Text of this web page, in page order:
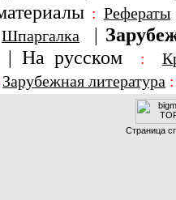
: Рефераты
Шпаргалка |
| На русском :
Зарубежная литература
Страница